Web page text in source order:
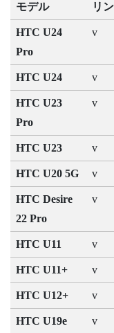
モデル
リ
HTC U24
Pro
v
HTC U24 v
HTC U23
Pro
v
HTC U23 v
HTC U20 5G v
HTC Desire
22 Pro
v
HTC U11 v
HTC U11+ v
HTC U12+ v
HTC U19e v